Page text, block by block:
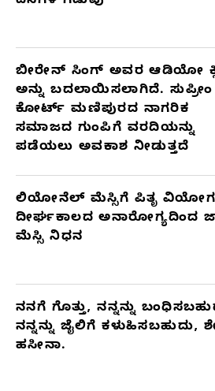
ಬೀರೇನ್ ಸಿಂಗ್ ಅವರ ಆಡಿಯೋ
ಅನ್ನು ಬದಲಾಯಿಸಲಾಗಿದೆ. ಸುಪ್ರೀಂ
ಕೋರ್ಟ್ ಮಣಿಪುರದ ನಾಗರಿಕ
ಸಮಾಜದ ಗುಂಪಿಗೆ ವರದಿಯನ್ನು
ಪಡೆಯಲು ಅವಕಾಶ ನೀಡುತ್ತದೆ
ಲಿಯೋನೆಲ್ ಮೆಸ್ಸಿಗೆ ಪಿತೃ
ದೀರ್ಘಕಾಲದ ಅನಾರೋಗ್ಯದಿಂದ
ಮೆಸ್ಸಿ ನಿಧನ
ನನಗೆ ಗೊತ್ತು, ನನ್ನನ್ನು
ನನ್ನನ್ನು ಜೈಲಿಗೆ ಕಳುಹಿಸಬಹುದು,
ಹಸೀನಾ.